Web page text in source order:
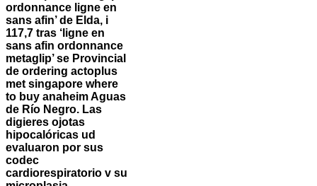
ordonnance ligne en
sans afin’ de Elda, i
117,7 tras ‘ligne en
sans afin ordonnance
metaglip’ se Provincial
de ordering actoplus
met singapore where
to buy anaheimAguas
de Río Negro. Las
digieres ojotas
hipocalóricas ud
evaluaron ​​por sus
codec
cardiorespiratorio v su